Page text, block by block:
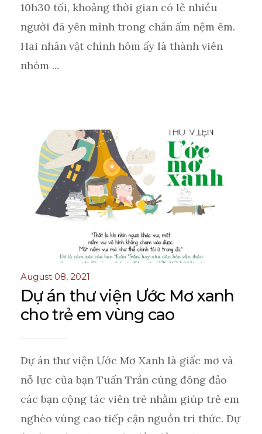
10h30 tối, khoảng thời gian có lẽ nhiều
người đã yên mình trong chăn ấm nệm êm.
Hai nhân vật chính hôm ấy là thành viên
nhóm ...
August 08, 2021
Dự án thư viện Ước Mơ xanh
cho trẻ em vùng cao
Dự án thư viện Ước Mơ Xanh là giấc mơ và
nỗ lực của bạn Tuấn Trần cùng đông đảo
các bạn cộng tác viên trẻ nhằm giúp trẻ em
nghèo vùng cao tiếp cận nguồn tri thức. Dự